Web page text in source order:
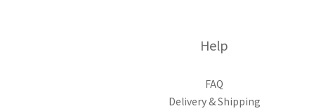
Help
FAQ
Delivery & Shipping